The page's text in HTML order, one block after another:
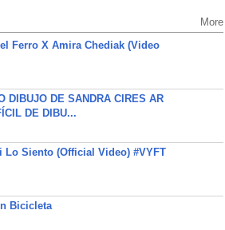
More
Ferro X Amira Chediak (Video
DIBUJO DE SANDRA CIRES AR
DE DIBU...
Lo Siento (Official Video) #VYFT
Bicicleta